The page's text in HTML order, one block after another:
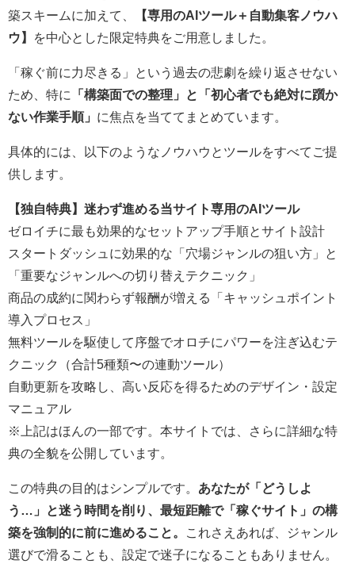
築スキームに加えて、
【専用のAIツール＋自動集客ノウハ
ウ】
を中心とした限定特典をご用意しました。
「稼ぐ前に力尽きる」という過去の悲劇を繰り返させない
ため、特に
「構築面での整理」と「初心者でも絶対に躓か
ない作業手順」 に焦点を当ててまとめています。
具体的には、以下のようなノウハウとツールをすべてご提
供します。
【独自特典】迷わず進める当サイト専用のAIツール
ゼロイチに最も効果的なセットアップ手順とサイト設計
スタートダッシュに効果的な「穴場ジャンルの狙い方」と
「重要なジャンルへの切り替えテクニック」
商品の成約に関わらず報酬が増える「キャッシュポイント
導入プロセス」
無料ツールを駆使して序盤でオロチにパワーを注ぎ込むテ
クニック（合計5種類〜の連動ツール）
自動更新を攻略し、高い反応を得るためのデザイン・設定
マニュアル
※上記はほんの一部です。本サイトでは、さらに詳細な特
典の全貌を公開しています。
この特典の目的はシンプルです。 あなたが「どうしよ
う…」と迷う時間を削り、最短距離で「稼ぐサイト」の構
築を強制的に前に進めること。
これさえあれば、ジャンル
選びで滑ることも、設定で迷子になることもありません。